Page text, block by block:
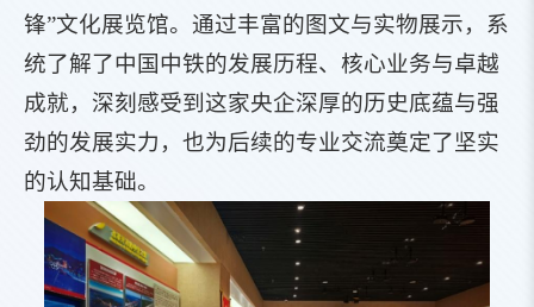
锋”文化展览馆。通过丰富的图文与实物展示，系
统了解了中国中铁的发展历程、核心业务与卓越
成就，深刻感受到这家央企深厚的历史底蕴与强
劲的发展实力，也为后续的专业交流奠定了坚实
的认知基础。